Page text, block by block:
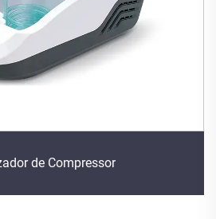
de Compressor